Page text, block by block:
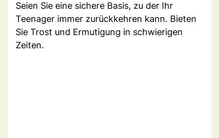
Seien Sie eine sichere Basis, zu der Ihr
Teenager immer zurückkehren kann. Bieten
Sie Trost und Ermutigung in schwierigen
Zeiten.